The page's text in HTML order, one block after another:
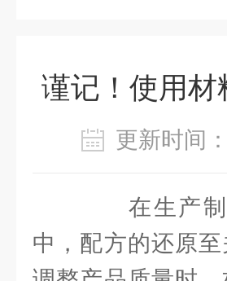
谨记！使用
更新时
在生产制
中，配方的还原